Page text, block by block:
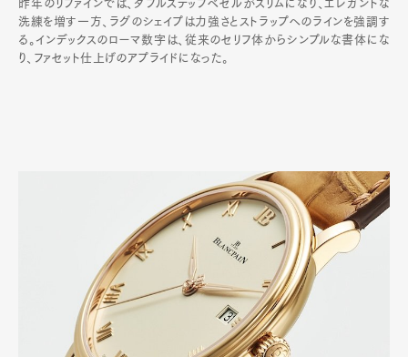
昨年のリファインでは、ダブルステップベゼルがスリムになり、エレガントな
洗練を増す一方、ラグのシェイプは力強さとストラップへのラインを強調す
る。インデックスのローマ数字は、従来のセリフ体からシンプルな書体にな
り、ファセット仕上げのアプライドになった。